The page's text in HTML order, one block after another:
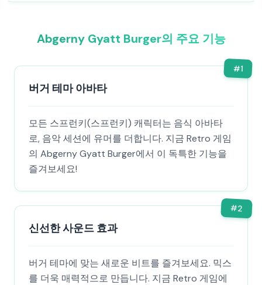
Abgerny Gyatt Burger의 주요 기능
#1
버거 테마 아바타
모든 스프런키(스프런키) 캐릭터는 음식 아바타
로, 음악 세션에 유머를 더합니다. 지금 Retro 게임
의 Abgerny Gyatt Burger에서 이 독특한 기능을
즐겨보세요!
#2
신선한 사운드 효과
버거 테마에 맞는 새로운 비트를 즐겨보세요. 믹스
를 더욱 매력적으로 만듭니다. 지금 Retro 게임에